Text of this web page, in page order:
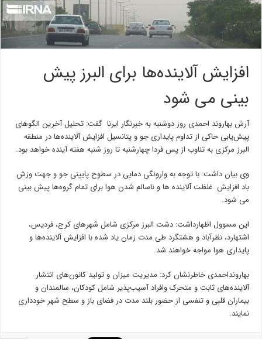
افزایش آلاینده‌ها برای البرز پیش
بینی می شود
آرش بهاروند احمدی روز دوشنبه به خبرنگار ایرنا گفت: تحلیل آخرین الگوهای
پیش‌یابی حاکی از تداوم پایداری جو و پتانسیل افزایش آلاینده‌ها در منطقه
البرز مرکزی به تناوب از پس فردا چهارشنبه تا روز شنبه هفته آینده خواهد بود.
وی بیان داشت: با توجه به وارونگی دمایی در سطوح پایینی جو و جهت وزش
باد افزایش غلظت آلاینده ها و ناسالم شدن هوا برای تمام گروه‌ها پیش بینی
می شود.
این مسوول اظهارداشت: دشت البرز مرکزی شامل شهرهای کرج، فردیس،
اشتهارد، نظرآباد و هشتگرد طی مدت زمان یاد شده با افزایش آلاینده‌ها و
پایداری هوا مواجه خواهند شد.
بهارونداحمدی خاطرنشان کرد: مدیریت میزان و تولید کانون‌های انتشار
آلاینده‌های ثابت و متحرک وافراد آسیب‌پذیر شامل کودکان، سالمندان و
بیماران قلبی و تنفسی از حضور بلند مدت در فضای باز و سطح شهر خودداری
نمایند.